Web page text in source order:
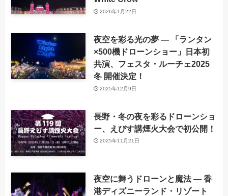
2026年1月22日
夜空を彩る光の夢 ― 「ランタン
×500機ドローンショー」日本初
共演、フェスタ・ルーチェ2025
冬 開催決定！
2025年12月9日
長野・冬の夜を彩るドローンショ
ー、えびす講煙火大会で初公開！
2025年11月21日
夜空に舞うドローンと魔法 ― 香
港ディズニーランド・リゾート